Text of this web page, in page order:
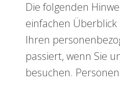
Die folgenden
einfachen
Ihren
passiert, wenn Sie
besuchen.